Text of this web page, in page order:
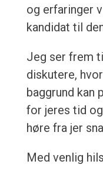
og erfaringer
kandidat til
Jeg ser frem
diskutere,
baggrund kan
for jeres tid
høre fra jer
Med venlig